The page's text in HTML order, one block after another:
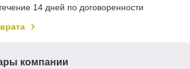
14 дней по договоренности
компании